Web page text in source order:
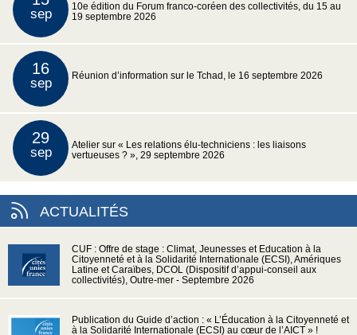
sep
10e édition du Forum franco-coréen des collectivités, du 15 au
19 septembre 2026
16
sep Réunion d’information sur le Tchad, le 16 septembre 2026
29
sep
Atelier sur « Les relations élu-techniciens : les liaisons
vertueuses ? », 29 septembre 2026
ACTUALITÉS
CUF : Offre de stage : Climat, Jeunesses et Education à la
Citoyenneté et à la Solidarité Internationale (ECSI), Amériques
Latine et Caraïbes, DCOL (Dispositif d’appui-conseil aux
collectivités), Outre-mer - Septembre 2026
Publication du Guide d’action : « L’Éducation à la Citoyenneté et
à la Solidarité Internationale (ECSI) au cœur de l’AICT » !